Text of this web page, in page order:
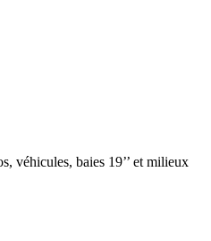
véhicules, baies 19’’ et milieux